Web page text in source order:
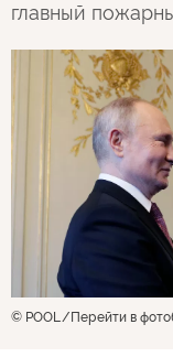
главный
© POOL Перейти в